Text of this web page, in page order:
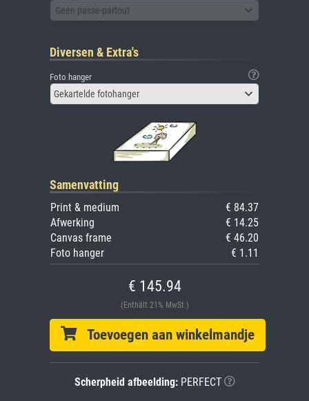
Geen passe-partout
Diversen & Extra's
Foto hanger
Gekartelde fotohanger
Samenvatting
Print & medium
€ 84.37
Afwerking
€ 14.25
Canvas frame
€ 46.20
Foto hanger
€ 1.11
€ 145.94
(Enthält 21% MwSt.)
Toevoegen aan winkelmandje
Scherpheid afbeelding:PERFECT